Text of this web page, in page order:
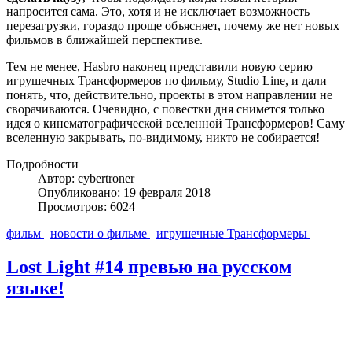
напросится сама. Это, хотя и не исключает возможность
перезагрузки, гораздо проще объясняет, почему же нет новых
фильмов в ближайшей перспективе.
Тем не менее, Hasbro наконец представили новую серию
игрушечных Трансформеров по фильму, Studio Line, и дали
понять, что, действительно, проекты в этом направлении не
сворачиваются. Очевидно, с повестки дня снимется только
идея о кинематографической вселенной Трансформеров! Саму
вселенную закрывать, по-видимому, никто не собирается!
Подробности
Автор: cybertroner
Опубликовано: 19 февраля 2018
Просмотров: 6024
фильм
новости о фильме игрушечные Трансформеры
Lost Light #14 превью на русском
языке!